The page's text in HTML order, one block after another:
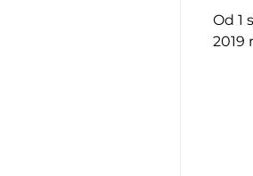
Od 1
2019